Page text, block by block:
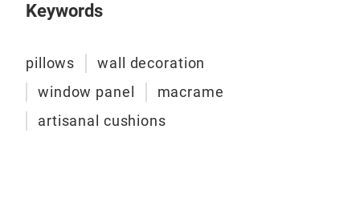
Keywords
pillows
wall decoration
window panel
macrame
artisanal cushions